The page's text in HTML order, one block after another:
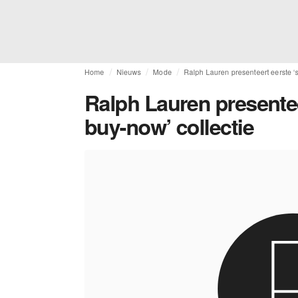
Home Nieuws Mode Ralph Lauren presenteert eerste
Ralph Lauren
buy-now’ collectie